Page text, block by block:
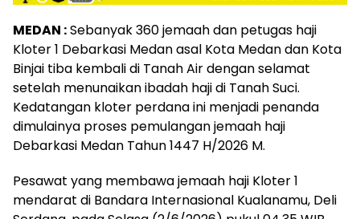
MEDAN :Sebanyak 360 jemaah dan petugas haji
Kloter 1 Debarkasi Medan asal Kota Medan dan Kota
Binjai tiba kembali di Tanah Air dengan selamat
setelah menunaikan ibadah haji di Tanah Suci.
Kedatangan kloter perdana ini menjadi penanda
dimulainya proses pemulangan jemaah haji
Debarkasi Medan Tahun 1447 H/2026 M.
Pesawat yang membawa jemaah haji Kloter 1
mendarat di Bandara Internasional Kualanamu, Deli